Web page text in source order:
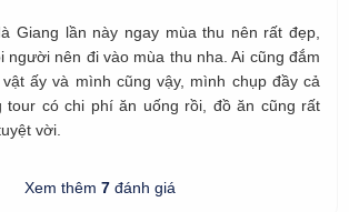
Giang lần này ngay mùa thu nên rất đẹp,
người nên đi vào mùa thu nha. Ai cũng đắm
ấy và mình cũng vậy, mình chụp đầy cả
tour có chi phí ăn uống rồi, đồ ăn cũng rất
vời.
Xem thêm 7 đánh giá